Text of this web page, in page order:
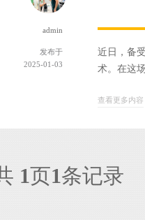
admin
发布于
2025-01-03
近日，备
术。在这
查看更多内容
1页1条记录